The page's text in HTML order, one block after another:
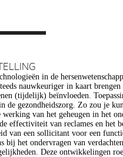
in de
nauwkeuriger in kaart
(tijdelijk) beïnvloeden.
de gezondheidszorg. Zo zou je
werking van het geheugen in het
effectiviteit van reclames en het
van een sollicitant voor een
bij het ondervragen van
Deze ontwikkelingen
onder meer op het gebied van de
stigmatisering),
in ons normen en waarden
toepassing van een aantal van
voor zorg. Het doel van dit
verantwoorde ontwikkeling van
te realiseren,